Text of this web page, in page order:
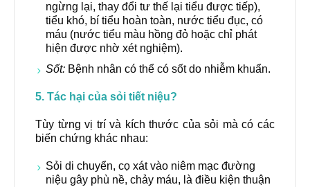
ngừng lại, thay đổi tư thế lại tiểu được tiếp),
tiểu khó, bí tiểu hoàn toàn, nước tiểu đục, có
máu (nước tiểu màu hồng đỏ hoặc chỉ phát
hiện được nhờ xét nghiệm).
Sốt: Bệnh nhân có thể có sốt do nhiễm khuẩn.
5. Tác hại của sỏi tiết niệu?
Tùy từng vị trí và kích thước của sỏi mà có các
biến chứng khác nhau:
Sỏi di chuyển, cọ xát vào niêm mạc đường
niệu gây phù nề, chảy máu, là điều kiện thuận